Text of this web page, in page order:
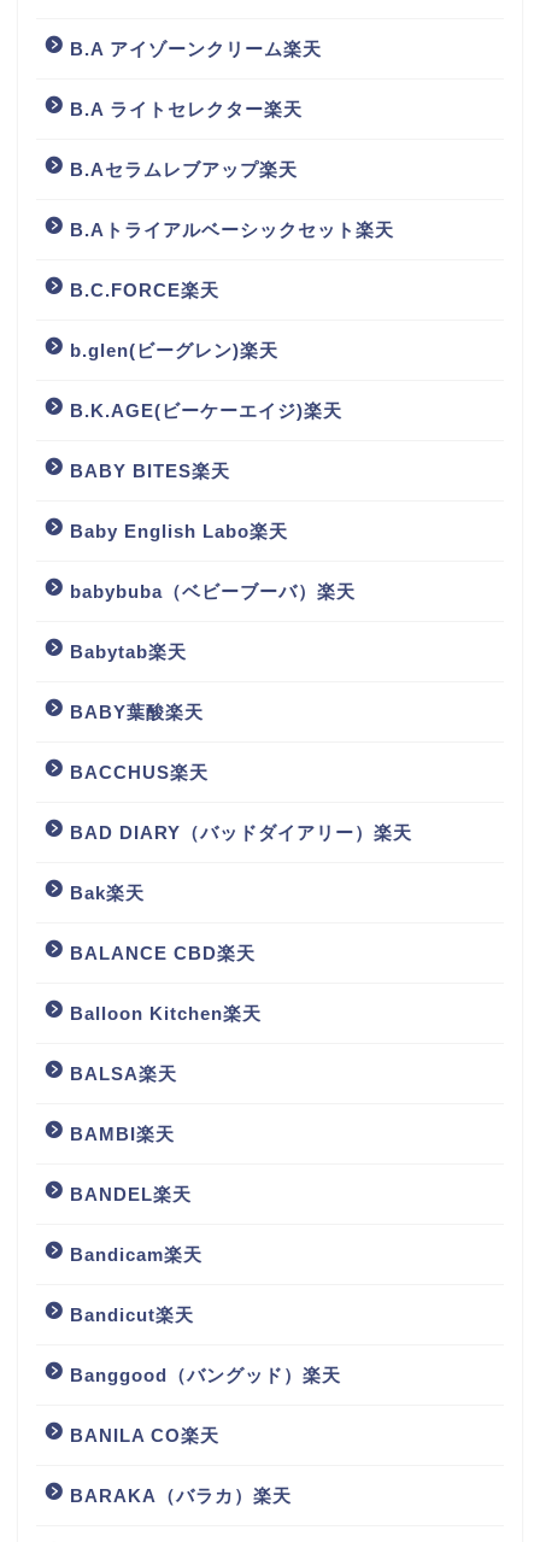
B.A アイゾーンクリーム楽天
B.A ライトセレクター楽天
B.Aセラムレブアップ楽天
B.Aトライアルベーシックセット楽天
B.C.FORCE楽天
b.glen(ビーグレン)楽天
B.K.AGE(ビーケーエイジ)楽天
BABY BITES楽天
Baby English Labo楽天
babybuba（ベビーブーバ）楽天
Babytab楽天
BABY葉酸楽天
BACCHUS楽天
BAD DIARY（バッドダイアリー）楽天
Bak楽天
BALANCE CBD楽天
Balloon Kitchen楽天
BALSA楽天
BAMBI楽天
BANDEL楽天
Bandicam楽天
Bandicut楽天
Banggood（バングッド）楽天
BANILA CO楽天
BARAKA（バラカ）楽天